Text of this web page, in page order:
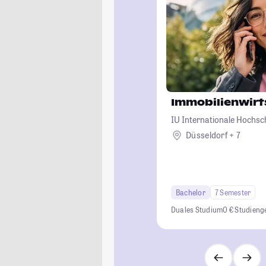
IU Internationale
Düsseldorf + 7
Bachelor
7 Semester
Duales Studium0 €